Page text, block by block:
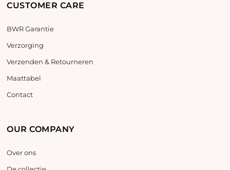
CUSTOMER CARE
BWR Garantie
Verzorging
Verzenden & Retourneren
Maattabel
Contact
OUR COMPANY
Over ons